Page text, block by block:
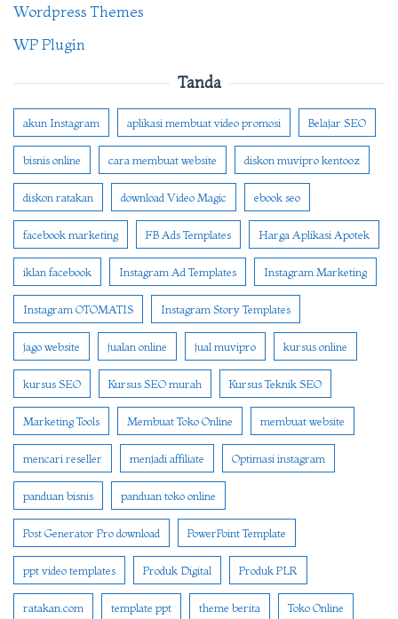
Wordpress Themes
WP Plugin
Tanda
akun Instagram aplikasi membuat video promosi Belajar SEO
bisnis online cara membuat website diskon muvipro kentooz
diskon ratakan download Video Magic ebook seo
facebook marketing FB Ads Templates Harga Aplikasi Apotek
iklan facebook Instagram Ad Templates Instagram Marketing
Instagram OTOMATIS Instagram Story Templates
jago website jualan online jual muvipro kursus online
kursus SEO Kursus SEO murah Kursus Teknik SEO
Marketing Tools Membuat Toko Online membuat website
mencari reseller menjadi affiliate Optimasi instagram
panduan bisnis panduan toko online
Post Generator Pro download PowerPoint Template
ppt video templates Produk Digital Produk PLR
ratakan.com template ppt theme berita Toko Online